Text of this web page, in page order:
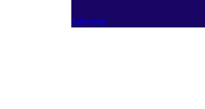
Saiba mais